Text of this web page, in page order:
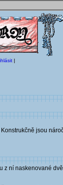
|
jsou
z ní naskenované